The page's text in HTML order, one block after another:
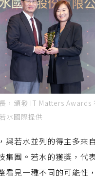
，頒發 IT Matters Awards
水國際提供
與若水並列的得主多來
集團。若水的獲獎，代
看見一種不同的可能性